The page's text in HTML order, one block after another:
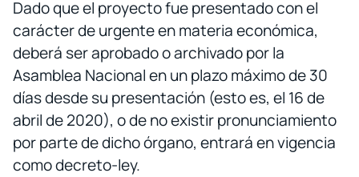
Dado que el proyecto fue presentado con el
carácter de urgente en materia económica,
deberá ser aprobado o archivado por la
Asamblea Nacional en un plazo máximo de 30
días desde su presentación (esto es, el 16 de
abril de 2020), o de no existir pronunciamiento
por parte de dicho órgano, entrará en vigencia
como decreto-ley.